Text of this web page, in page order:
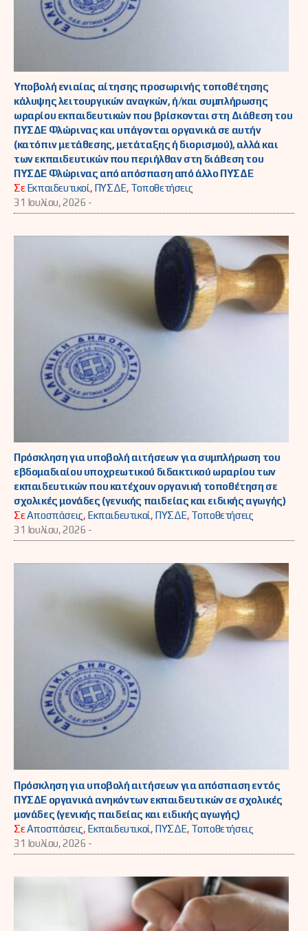
Υποβολή ενιαίας αίτησης προσωρινής τοποθέτησης
κάλυψης λειτουργικών αναγκών, ή/και συμπλήρωσης
ωραρίου εκπαιδευτικών που βρίσκονται στη Διάθεση του
ΠΥΣΔΕ Φλώρινας και υπάγονται οργανικά σε αυτήν
(κατόπιν μετάθεσης, μετάταξης ή διορισμού), αλλά και
των εκπαιδευτικών που περιήλθαν στη διάθεση του
ΠΥΣΔΕ Φλώρινας από απόσπαση από άλλο ΠΥΣΔΕ
ΣεΕκπαιδευτικοί, ΠΥΣΔΕ, Τοποθετήσεις
31 Ιουλίου, 2026 -
Πρόσκληση για υποβολή αιτήσεων για συμπλήρωση του
εβδομαδιαίου υποχρεωτικού διδακτικού ωραρίου των
εκπαιδευτικών που κατέχουν οργανική τοποθέτηση σε
σχολικές μονάδες (γενικής παιδείας και ειδικής αγωγής)
ΣεΑποσπάσεις, Εκπαιδευτικοί, ΠΥΣΔΕ, Τοποθετήσεις
31 Ιουλίου, 2026 -
Πρόσκληση για υποβολή αιτήσεων για απόσπαση εντός
ΠΥΣΔΕ οργανικά ανηκόντων εκπαιδευτικών σε σχολικές
μονάδες (γενικής παιδείας και ειδικής αγωγής)
ΣεΑποσπάσεις, Εκπαιδευτικοί, ΠΥΣΔΕ, Τοποθετήσεις
31 Ιουλίου, 2026 -